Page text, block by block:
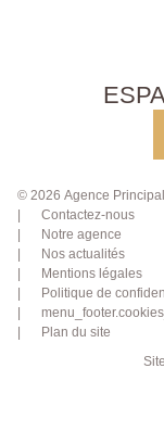
© 2026 Agence
Contactez-nous
Notre agence
Nos actualités
Mentions légales
Politique de
Plan du site